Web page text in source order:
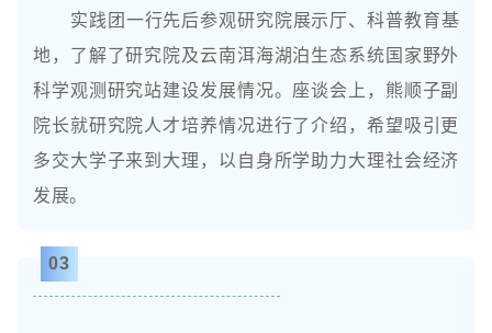
实践团一行先后参观研究院展示厅、科普教育基
地，了解了研究院及云南洱海湖泊生态系统国家野外
科学观测研究站建设发展情况。座谈会上，熊顺子副
院长就研究院人才培养情况进行了介绍，希望吸引更
多交大学子来到大理，以自身所学助力大理社会经济
发展。
03